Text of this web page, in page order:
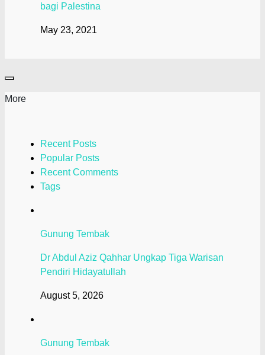
bagi Palestina
May 23, 2021
More
Recent Posts
Popular Posts
Recent Comments
Tags
Gunung Tembak
Dr Abdul Aziz Qahhar Ungkap Tiga Warisan
Pendiri Hidayatullah
August 5, 2026
Gunung Tembak